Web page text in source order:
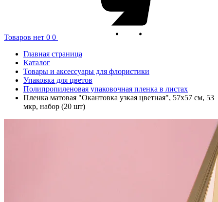
Товаров нет 0 0
Главная страница
Каталог
Товары и аксессуары для флористики
Упаковка для цветов
Полипропиленовая упаковочная пленка в листах
Пленка матовая "Окантовка узкая цветная", 57x57 см, 53
мкр, набор (20 шт)